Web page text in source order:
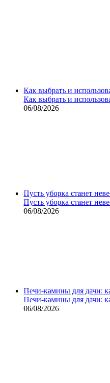
Как выбрать и
Как выбрать и
06/08/2026
Пусть уборка станет
Пусть уборка станет
06/08/2026
Печи-камины для дачи:
Печи-камины для дачи:
06/08/2026